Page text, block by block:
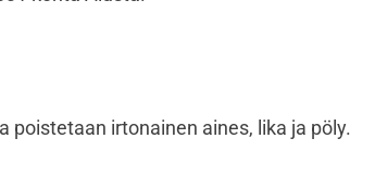
poistetaan irtonainen aines, lika ja pöly.